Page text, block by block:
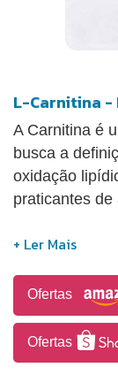
L-Carnitina -
A Carnitina é
busca a
oxidação
praticantes
Ofertas
Ofertas